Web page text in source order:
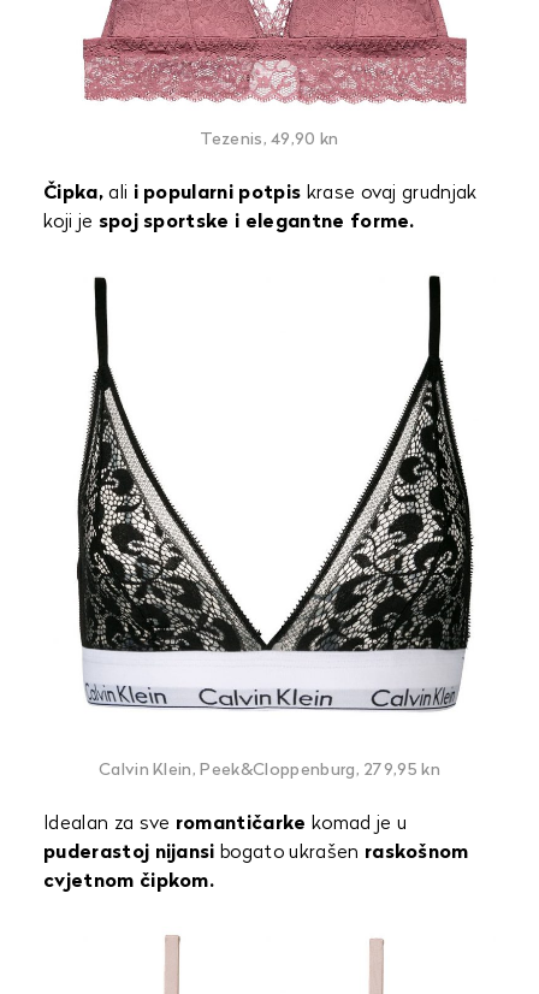
Tezenis, 49,90 kn
Čipka,ali i popularni potpis krase ovaj grudnjak
koji je spoj sportske i elegantne forme.
Calvin Klein, Peek&Cloppenburg, 279,95 kn
Idealan za sve romantičarke komad je u
puderastoj nijansi bogato ukrašen raskošnom
cvjetnom čipkom.